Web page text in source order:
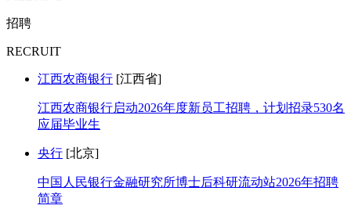
招聘
RECRUIT
江西农商银行 [江西省]
江西农商银行启动2026年度新员工招聘，计划招录530名
应届毕业生
央行 [北京]
中国人民银行金融研究所博士后科研流动站2026年招聘
简章